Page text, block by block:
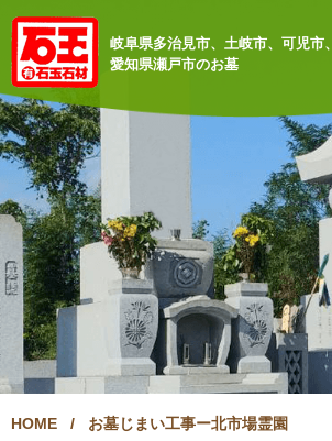
岐阜県多治見市、土岐市、可児市、
愛知県瀬戸市のお墓
HOME / お墓じまい工事ー北市場霊園